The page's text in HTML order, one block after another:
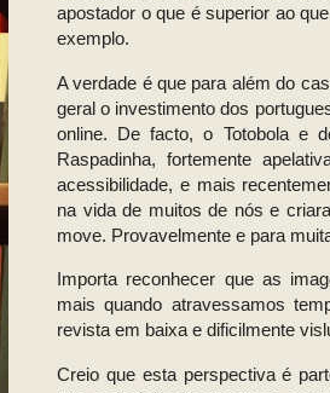
apostador o que é superior ao
exemplo.
A verdade é que para além do
geral o investimento dos
online. De facto, o Totobola e
Raspadinha, fortemente
acessibilidade, e mais
na vida de muitos de nós e
move. Provavelmente e para
Importa reconhecer que as
mais quando atravessamos
revista em baixa e dificilmente
Creio que esta perspectiva é